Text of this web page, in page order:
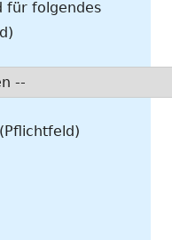
für folgendes